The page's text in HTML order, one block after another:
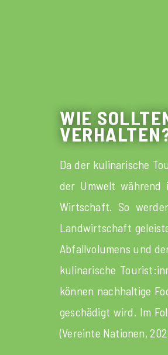
WIE
Da der kulinarische
der Umwelt während
Wirtschaft. So
Landwirtschaft
Abfallvolumens und
kulinarische
können nachhaltige
geschädigt wird. Im
(Vereinte Nationen,